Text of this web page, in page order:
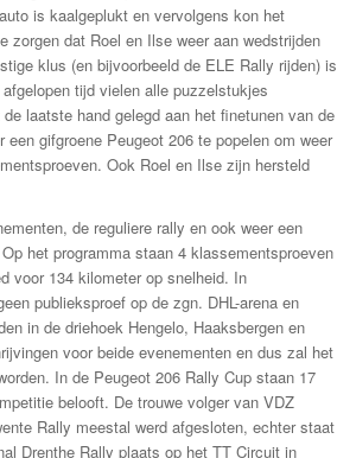
is kaalgeplukt en vervolgens kon het
dat Roel en Ilse weer aan wedstrijden
klus (en bijvoorbeeld de ELE Rally rijden) is
tijd vielen alle puzzelstukjes
laatste hand gelegd aan het finetunen van de
gifgroene Peugeot 206 te popelen om weer
Ook Roel en Ilse zijn hersteld
de reguliere rally en ook weer een
het programma staan 4 klassementsproeven
voor 134 kilometer op snelheid. In
publieksproef op de zgn. DHL-arena en
in de driehoek Hengelo, Haaksbergen en
voor beide evenementen en dus zal het
In de Peugeot 206 Rally Cup staan 17
belooft. De trouwe volger van VDZ
Rally meestal werd afgesloten, echter staat
Drenthe Rally plaats op het TT Circuit in